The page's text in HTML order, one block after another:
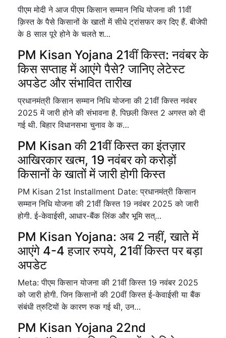
पीएम मोदी ने आज पीएम किसान सम्मान निधि योजना की 11वीं
क़िस्त के पैसे किसानों के खातों में सीधे ट्रांसफर कर दिए हैं. बीजेपी
के 8 साल पूरे होने के चलते श…
PM Kisan Yojana 21वीं किस्त: नवंबर के
किस सप्ताह में आएंगे पैसे? जानिए लेटेस्ट
अपडेट और संभावित तारीख
प्रधानमंत्री किसान सम्मान निधि योजना की 21वीं किस्त नवंबर
2025 में जारी होने की संभावना है. पिछली किस्त 2 अगस्त को दी
गई थी. बिहार विधानसभा चुनाव के क…
PM Kisan की 21वीं किस्त का इंतज़ार
आखिरकार खत्म, 19 नवंबर को करोड़ों
किसानों के खातों में जारी होगी किस्त
PM Kisan 21st Installment Date: प्रधानमंत्री किसान
सम्मान निधि योजना की 21वीं किस्त 19 नवंबर 2025 को जारी
होगी. ई-केवाईसी, आधार-बैंक लिंक और भूमि सत्…
PM Kisan Yojana: अब 2 नहीं, खाते में
आएंगे 4-4 हजार रुपये, 21वीं किस्त पर बड़ा
अपडेट
Meta: पीएम किसान योजना की 21वीं किस्त 19 नवंबर 2025
को जारी होगी. जिन किसानों की 20वीं किस्त ई-केवाईसी या बैंक
संबंधी त्रुटियों के कारण रुक गई थी, उन…
PM Kisan Yojana 22nd